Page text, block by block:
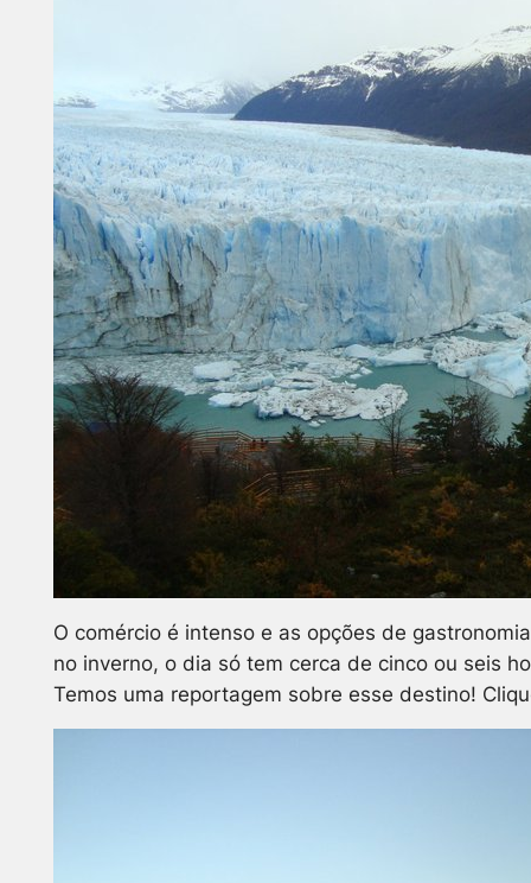
O comércio é intenso e as opções de
no inverno, o dia só tem cerca de cinco ou seis
Temos uma reportagem sobre esse destino!